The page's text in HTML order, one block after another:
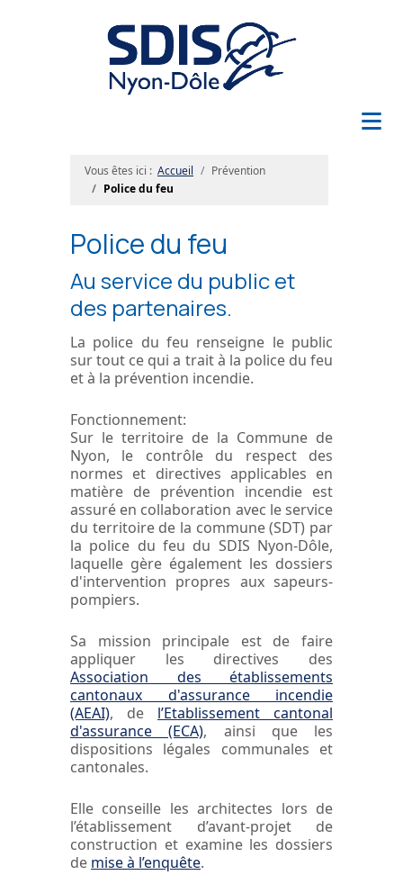
≡
Vous êtes ici : Accueil
Prévention
Police du feu
Police du feu
Au service du public et
des partenaires.
La police du feu renseigne le public
sur tout ce qui a trait à la police du feu
et à la prévention incendie.
Fonctionnement:
Sur le territoire de la Commune de
Nyon, le contrôle du respect des
normes et directives applicables en
matière de prévention incendie est
assuré en collaboration avec le service
du territoire de la commune (SDT) par
la police du feu du SDIS Nyon-Dôle,
laquelle gère également les dossiers
d'intervention propres aux sapeurs-
pompiers.
Sa mission principale est de faire
appliquer les directives des
Association des établissements
cantonaux d'assurance incendie
(AEAI), de l’Etablissement cantonal
d'assurance (ECA), ainsi que les
dispositions légales communales et
cantonales.
Elle conseille les architectes lors de
l’établissement d’avant-projet de
construction et examine les dossiers
de mise à l’enquête.